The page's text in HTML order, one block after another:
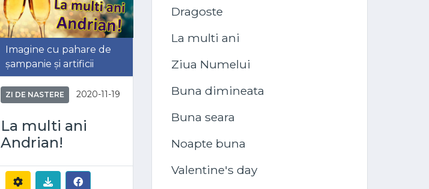
Imagine cu pahare de
șampanie și artificii
ZI DE NASTERE 2020-11-19
La multi ani
Andrian!
Dragoste
La multi ani
Ziua Numelui
Buna dimineata
Buna seara
Noapte buna
Valentine's day